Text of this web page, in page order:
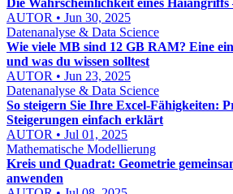
Die Wahrscheinlichkeit eines
AUTOR • Jun 30, 2025
Datenanalyse & Data Science
Wie viele MB sind 12 GB RAM? Eine
und was du wissen solltest
AUTOR • Jun 23, 2025
Datenanalyse & Data Science
So steigern Sie Ihre Excel-Fähigkeiten:
Steigerungen einfach erklärt
AUTOR • Jul 01, 2025
Mathematische Modellierung
Kreis und Quadrat: Geometrie
anwenden